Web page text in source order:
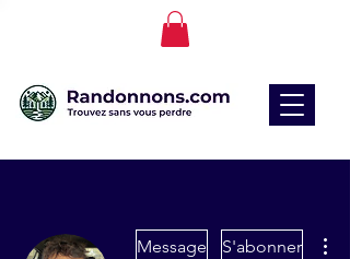
Message S'abonner